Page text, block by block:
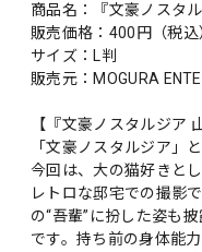
商品名：『文豪ノスタ
販売価格：400円（税込
サイズ：L判
販売元：MOGURA
【『文豪ノスタルジア
「文豪ノスタルジア」
今回は、大の猫好きと
レトロな邸宅での撮影
の“吾輩”に扮した姿も
です。持ち前の身体能